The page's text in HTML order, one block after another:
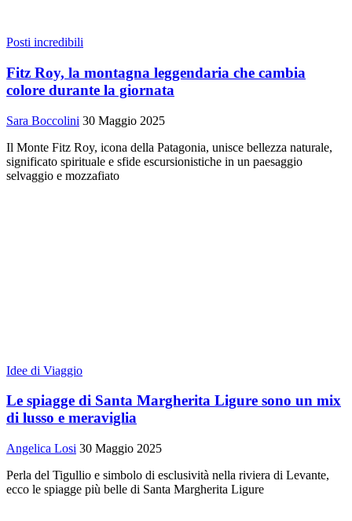
Posti incredibili
Fitz Roy, la montagna leggendaria che cambia
colore durante la giornata
Sara Boccolini 30 Maggio 2025
Il Monte Fitz Roy, icona della Patagonia, unisce bellezza naturale,
significato spirituale e sfide escursionistiche in un paesaggio
selvaggio e mozzafiato
Idee di Viaggio
Le spiagge di Santa Margherita Ligure sono un mix
di lusso e meraviglia
Angelica Losi 30 Maggio 2025
Perla del Tigullio e simbolo di esclusività nella riviera di Levante,
ecco le spiagge più belle di Santa Margherita Ligure